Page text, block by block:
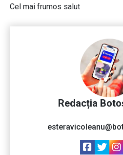
Cel mai frumos salut
Redacția